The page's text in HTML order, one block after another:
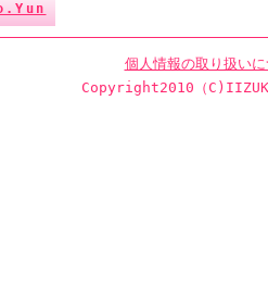
個人情報の取り扱い
Copyright2010（